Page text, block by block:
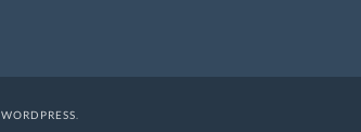
WORDPRESS